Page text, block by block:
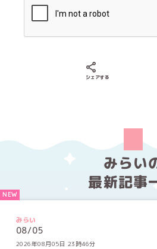
シェアする
みらい
最新記事
みらい
08/05
2026年08月05日 23時46分